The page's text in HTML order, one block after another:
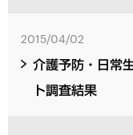
2015/04/02
介護予防・日常
ト調査結果